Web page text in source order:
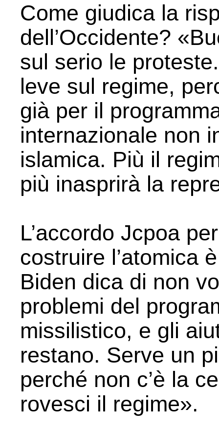
Come giudica la
dell’Occidente?
sul serio le
leve sul regime,
già per il
internazionale non
islamica. Più il
più inasprirà la
L’accordo Jcpoa
costruire l’atomica
Biden dica di non
problemi del
missilistico, e gli
restano. Serve un
perché non c’è la
rovesci il regime».